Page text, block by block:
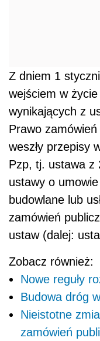
Z dniem 1
wejściem w
wynikających z
Prawo
weszły przepisy
Pzp, tj. ustawa z
ustawy o
budowlane lub
zamówień
ustaw (dalej:
Zobacz również:
Nowe reguły
Budowa dróg
Nieistotne
zamówień